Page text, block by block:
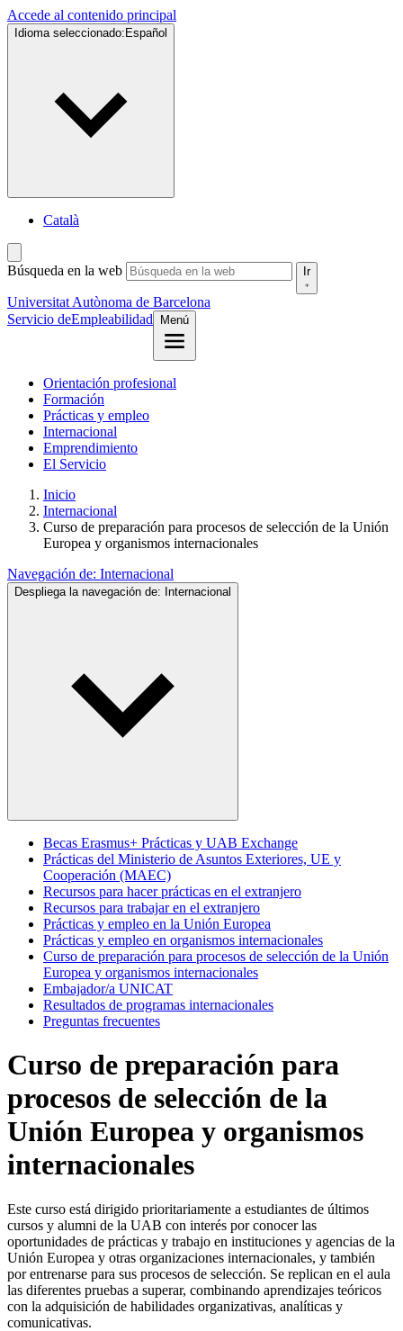
Accede al contenido principal
Idioma seleccionado: Español
Català
Búsqueda en la web Ir
Universitat Autònoma de Barcelona
Servicio deEmpleabilidad Menú
Orientación profesional
Formación
Prácticas y empleo
Internacional
Emprendimiento
El Servicio
Inicio
Internacional
Curso de preparación para procesos de selección de la Unión
Europea y organismos internacionales
Navegación de: Internacional
Despliega la navegación de: Internacional
Becas Erasmus+ Prácticas y UAB Exchange
Prácticas del Ministerio de Asuntos Exteriores, UE y
Cooperación (MAEC)
Recursos para hacer prácticas en el extranjero
Recursos para trabajar en el extranjero
Prácticas y empleo en la Unión Europea
Prácticas y empleo en organismos internacionales
Curso de preparación para procesos de selección de la Unión
Europea y organismos internacionales
Embajador/a UNICAT
Resultados de programas internacionales
Preguntas frecuentes
Curso de preparación para
procesos de selección de la
Unión Europea y organismos
internacionales
Este curso está dirigido prioritariamente a estudiantes de últimos
cursos y alumni de la UAB con interés por conocer las
oportunidades de prácticas y trabajo en instituciones y agencias de la
Unión Europea y otras organizaciones internacionales, y también
por entrenarse para sus procesos de selección. Se replican en el aula
las diferentes pruebas a superar, combinando aprendizajes teóricos
con la adquisición de habilidades organizativas, analíticas y
comunicativas.